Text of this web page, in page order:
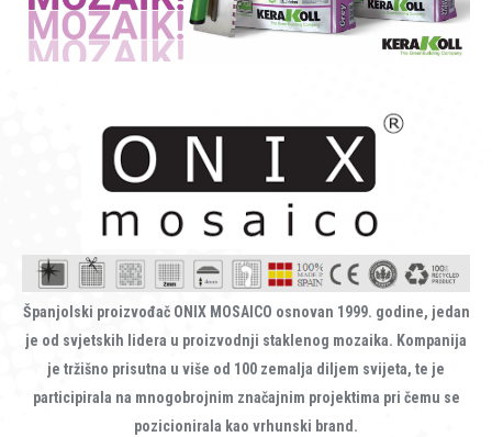
Španjolski proizvođač ONIX MOSAICO osnovan 1999. godine, jedan
je od svjetskih lidera u proizvodnji staklenog mozaika. Kompanija
je tržišno prisutna u više od 100 zemalja diljem svijeta, te je
participirala na mnogobrojnim značajnim projektima pri čemu se
pozicionirala kao vrhunski brand.